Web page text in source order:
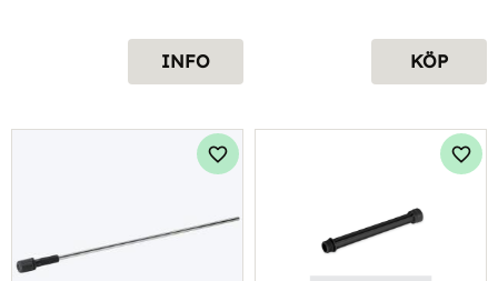
INFO KÖP
Lägg till i favoriter